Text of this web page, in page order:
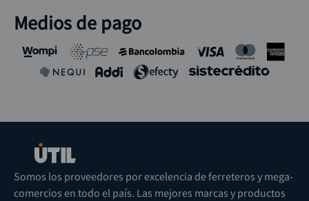
Medios de pago
Somos los proveedores por excelencia de ferreteros y mega-
comercios en todo el país. Las mejores marcas y productos